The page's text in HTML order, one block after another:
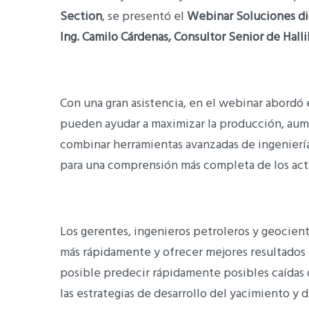
Section, se presentó elWebinar Soluciones
Ing. Camilo Cárdenas, Consultor Senior de
Con una gran asistencia, en el webinar
pueden ayudar a maximizar la producción,
combinar herramientas avanzadas de
para una comprensión más completa de los
Los gerentes, ingenieros petroleros y
más rápidamente y ofrecer mejores
posible predecir rápidamente posibles caídas
las estrategias de desarrollo del yacimiento y